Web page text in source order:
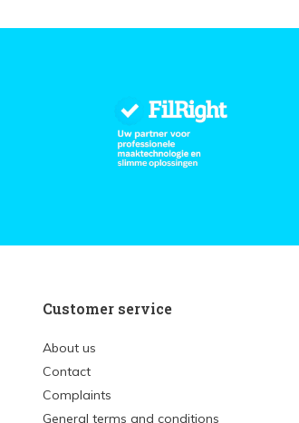
Customer service
About us
Contact
Complaints
General terms and conditions